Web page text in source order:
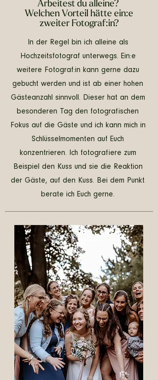
Arbeitest du alleine?
Welchen Vorteil hätte ein:e
zweiter Fotograf:in?
In der Regel bin ich alleine als
Hochzeitsfotograf unterwegs. Ein:e
weitere Fotograf:in kann gerne dazu
gebucht werden und ist ab einer hohen
Gästeanzahl sinnvoll. Dieser hat an dem
besonderen Tag den fotografischen
Fokus auf die Gäste und ich kann mich in
Schlüsselmomenten auf Euch
konzentrieren. Ich fotografiere zum
Beispiel den Kuss und sie die Reaktion
der Gäste, auf den Kuss. Bei dem Punkt
berate ich Euch gerne.